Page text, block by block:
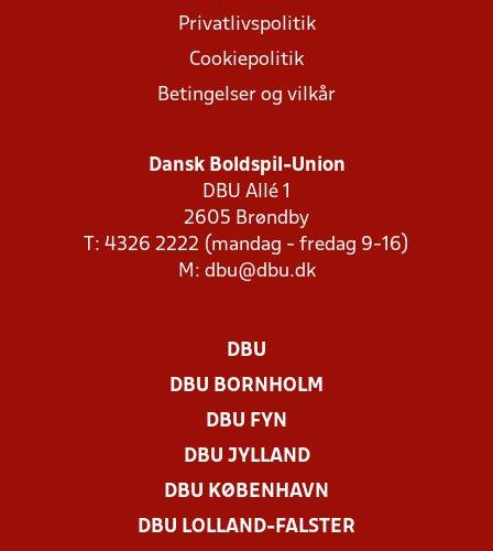
Privatlivspolitik
Cookiepolitik
Betingelser og vilkår
Dansk Boldspil-Union
DBU Allé 1
2605 Brøndby
T: 4326 2222 (mandag - fredag 9-16)
M: dbu@dbu.dk
DBU
DBU BORNHOLM
DBU FYN
DBU JYLLAND
DBU KØBENHAVN
DBU LOLLAND-FALSTER